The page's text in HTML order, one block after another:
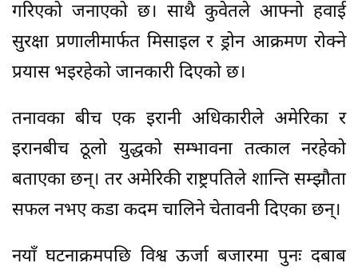
गरिएको जनाएको छ। साथै कुवेतले आफ्नो हवाई
सुरक्षा प्रणालीमार्फत मिसाइल र ड्रोन आक्रमण रोक्ने
प्रयास भइरहेको जानकारी दिएको छ।
तनावका बीच एक इरानी अधिकारीले अमेरिका र
इरानबीच ठूलो युद्धको सम्भावना तत्काल नरहेको
बताएका छन्। तर अमेरिकी राष्ट्रपतिले शान्ति सम्झौता
सफल नभए कडा कदम चालिने चेतावनी दिएका छन्।
नयाँ घटनाक्रमपछि विश्व ऊर्जा बजारमा पुनः दबाब